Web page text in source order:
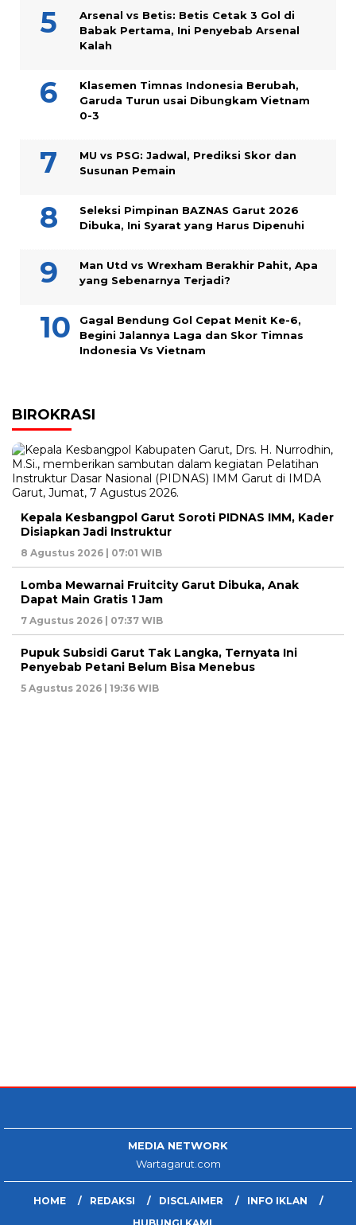
Arsenal vs Betis: Betis Cetak 3 Gol di
Babak Pertama, Ini Penyebab Arsenal
Kalah
Klasemen Timnas Indonesia Berubah,
Garuda Turun usai Dibungkam Vietnam
0-3
MU vs PSG: Jadwal, Prediksi Skor dan
Susunan Pemain
Seleksi Pimpinan BAZNAS Garut 2026
Dibuka, Ini Syarat yang Harus Dipenuhi
Man Utd vs Wrexham Berakhir Pahit, Apa
yang Sebenarnya Terjadi?
Gagal Bendung Gol Cepat Menit Ke-6,
Begini Jalannya Laga dan Skor Timnas
Indonesia Vs Vietnam
BIROKRASI
Kepala Kesbangpol Garut Soroti PIDNAS IMM, Kader
Disiapkan Jadi Instruktur
8 Agustus 2026 | 07:01 WIB
Lomba Mewarnai Fruitcity Garut Dibuka, Anak
Dapat Main Gratis 1 Jam
7 Agustus 2026 | 07:37 WIB
Pupuk Subsidi Garut Tak Langka, Ternyata Ini
Penyebab Petani Belum Bisa Menebus
5 Agustus 2026 | 19:36 WIB
MEDIA NETWORK
Wartagarut.com
HOME REDAKSI DISCLAIMER
INFO IKLAN